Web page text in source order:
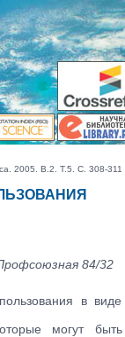
2005. В.2. Т.5. С. 308-311
84/32
в виде
могут быть